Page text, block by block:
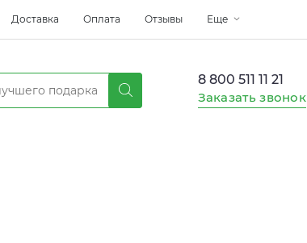
Доставка Оплата Отзывы Еще
8 800 511 11 21
Заказать звонок